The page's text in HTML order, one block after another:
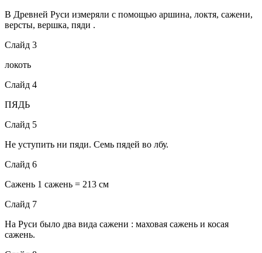
В Древней Руси измеряли c помощью аршина, локтя, сажени,
версты, вершка, пяди .
Слайд 3
локоть
Слайд 4
ПЯДЬ
Слайд 5
Не уступить ни пяди. Семь пядей во лбу.
Слайд 6
Сажень 1 сажень = 213 см
Слайд 7
На Руси было два вида сажени : маховая сажень и косая
сажень.